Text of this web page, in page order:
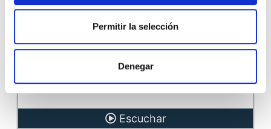
Permitir la selección
Denegar
Negar lo que tiene que ser resuelto es una forma
ocurre posteriormente a la identificación del
problema. (Ver vídeo)Nuevos audios cada mes
Escuchar